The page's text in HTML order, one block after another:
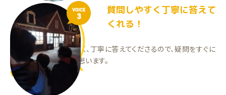
VOICE
3
質問しやすく丁寧に答えて
くれる！
今の先生は質問しやすく、丁寧に答えてくださるので、疑問をすぐに
解決できているように思います。
YYくん（中2）